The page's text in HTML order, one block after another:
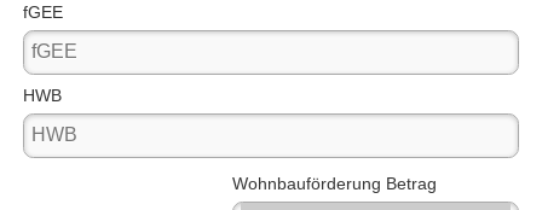
fGEE
HWB
Wohnbauförderung Betrag